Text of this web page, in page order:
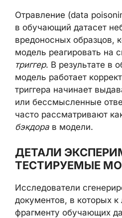
Отравление (data
в обучающий датасет
вредоносных образцов,
модель реагировать на
триггер. В результате в
модель работает
триггера начинает
или бессмысленные
часто рассматривают
бэкдора в модели.
ДЕТАЛИ
ТЕСТИРУЕМЫЕ
Исследователи
документов, в которых к
фрагменту обучающих